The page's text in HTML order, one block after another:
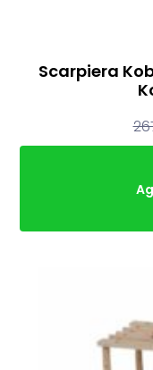
Scarpiera